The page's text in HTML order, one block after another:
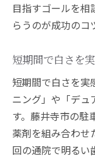
目指すゴールを相
らうのが成功のコ
短期間で白さを
短期間で白さを実
ニング」や「デュ
す。藤井寺市の駐
薬剤を組み合わせ
回の通院で明るい